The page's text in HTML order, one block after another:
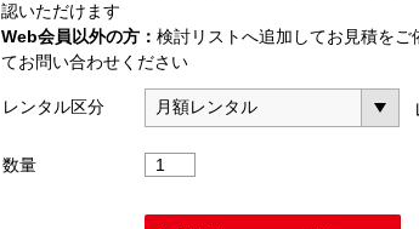
認いただけます
Web会員以外の方： 検討リストへ追加してお見積をご
てお問い合わせください
レンタル区分
数量
LTE
定